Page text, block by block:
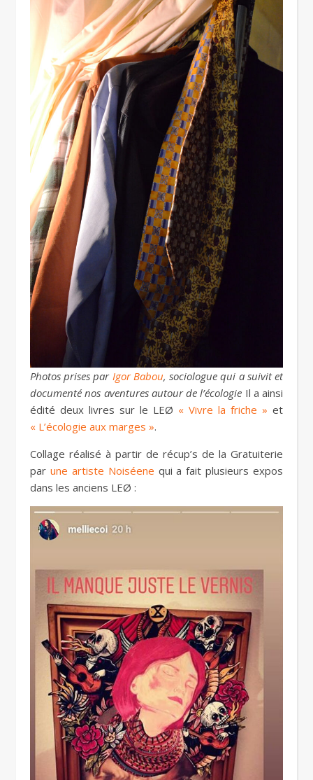
Photos prises par Igor Babou, sociologue qui a suivit et
documenté nos aventures autour de l’écologie Il a ainsi
édité deux livres sur le LEØ « Vivre la friche » et
« L’écologie aux marges ».
Collage réalisé à partir de récup’s de la Gratuiterie
par une artiste Noiséene qui a fait plusieurs expos
dans les anciens LEØ :